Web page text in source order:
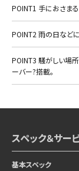
POINT1 手におさま
POINT2 雨の日など
POINT3 騒がしい場
ーバー?搭載。
スペック＆サー
基本スペック